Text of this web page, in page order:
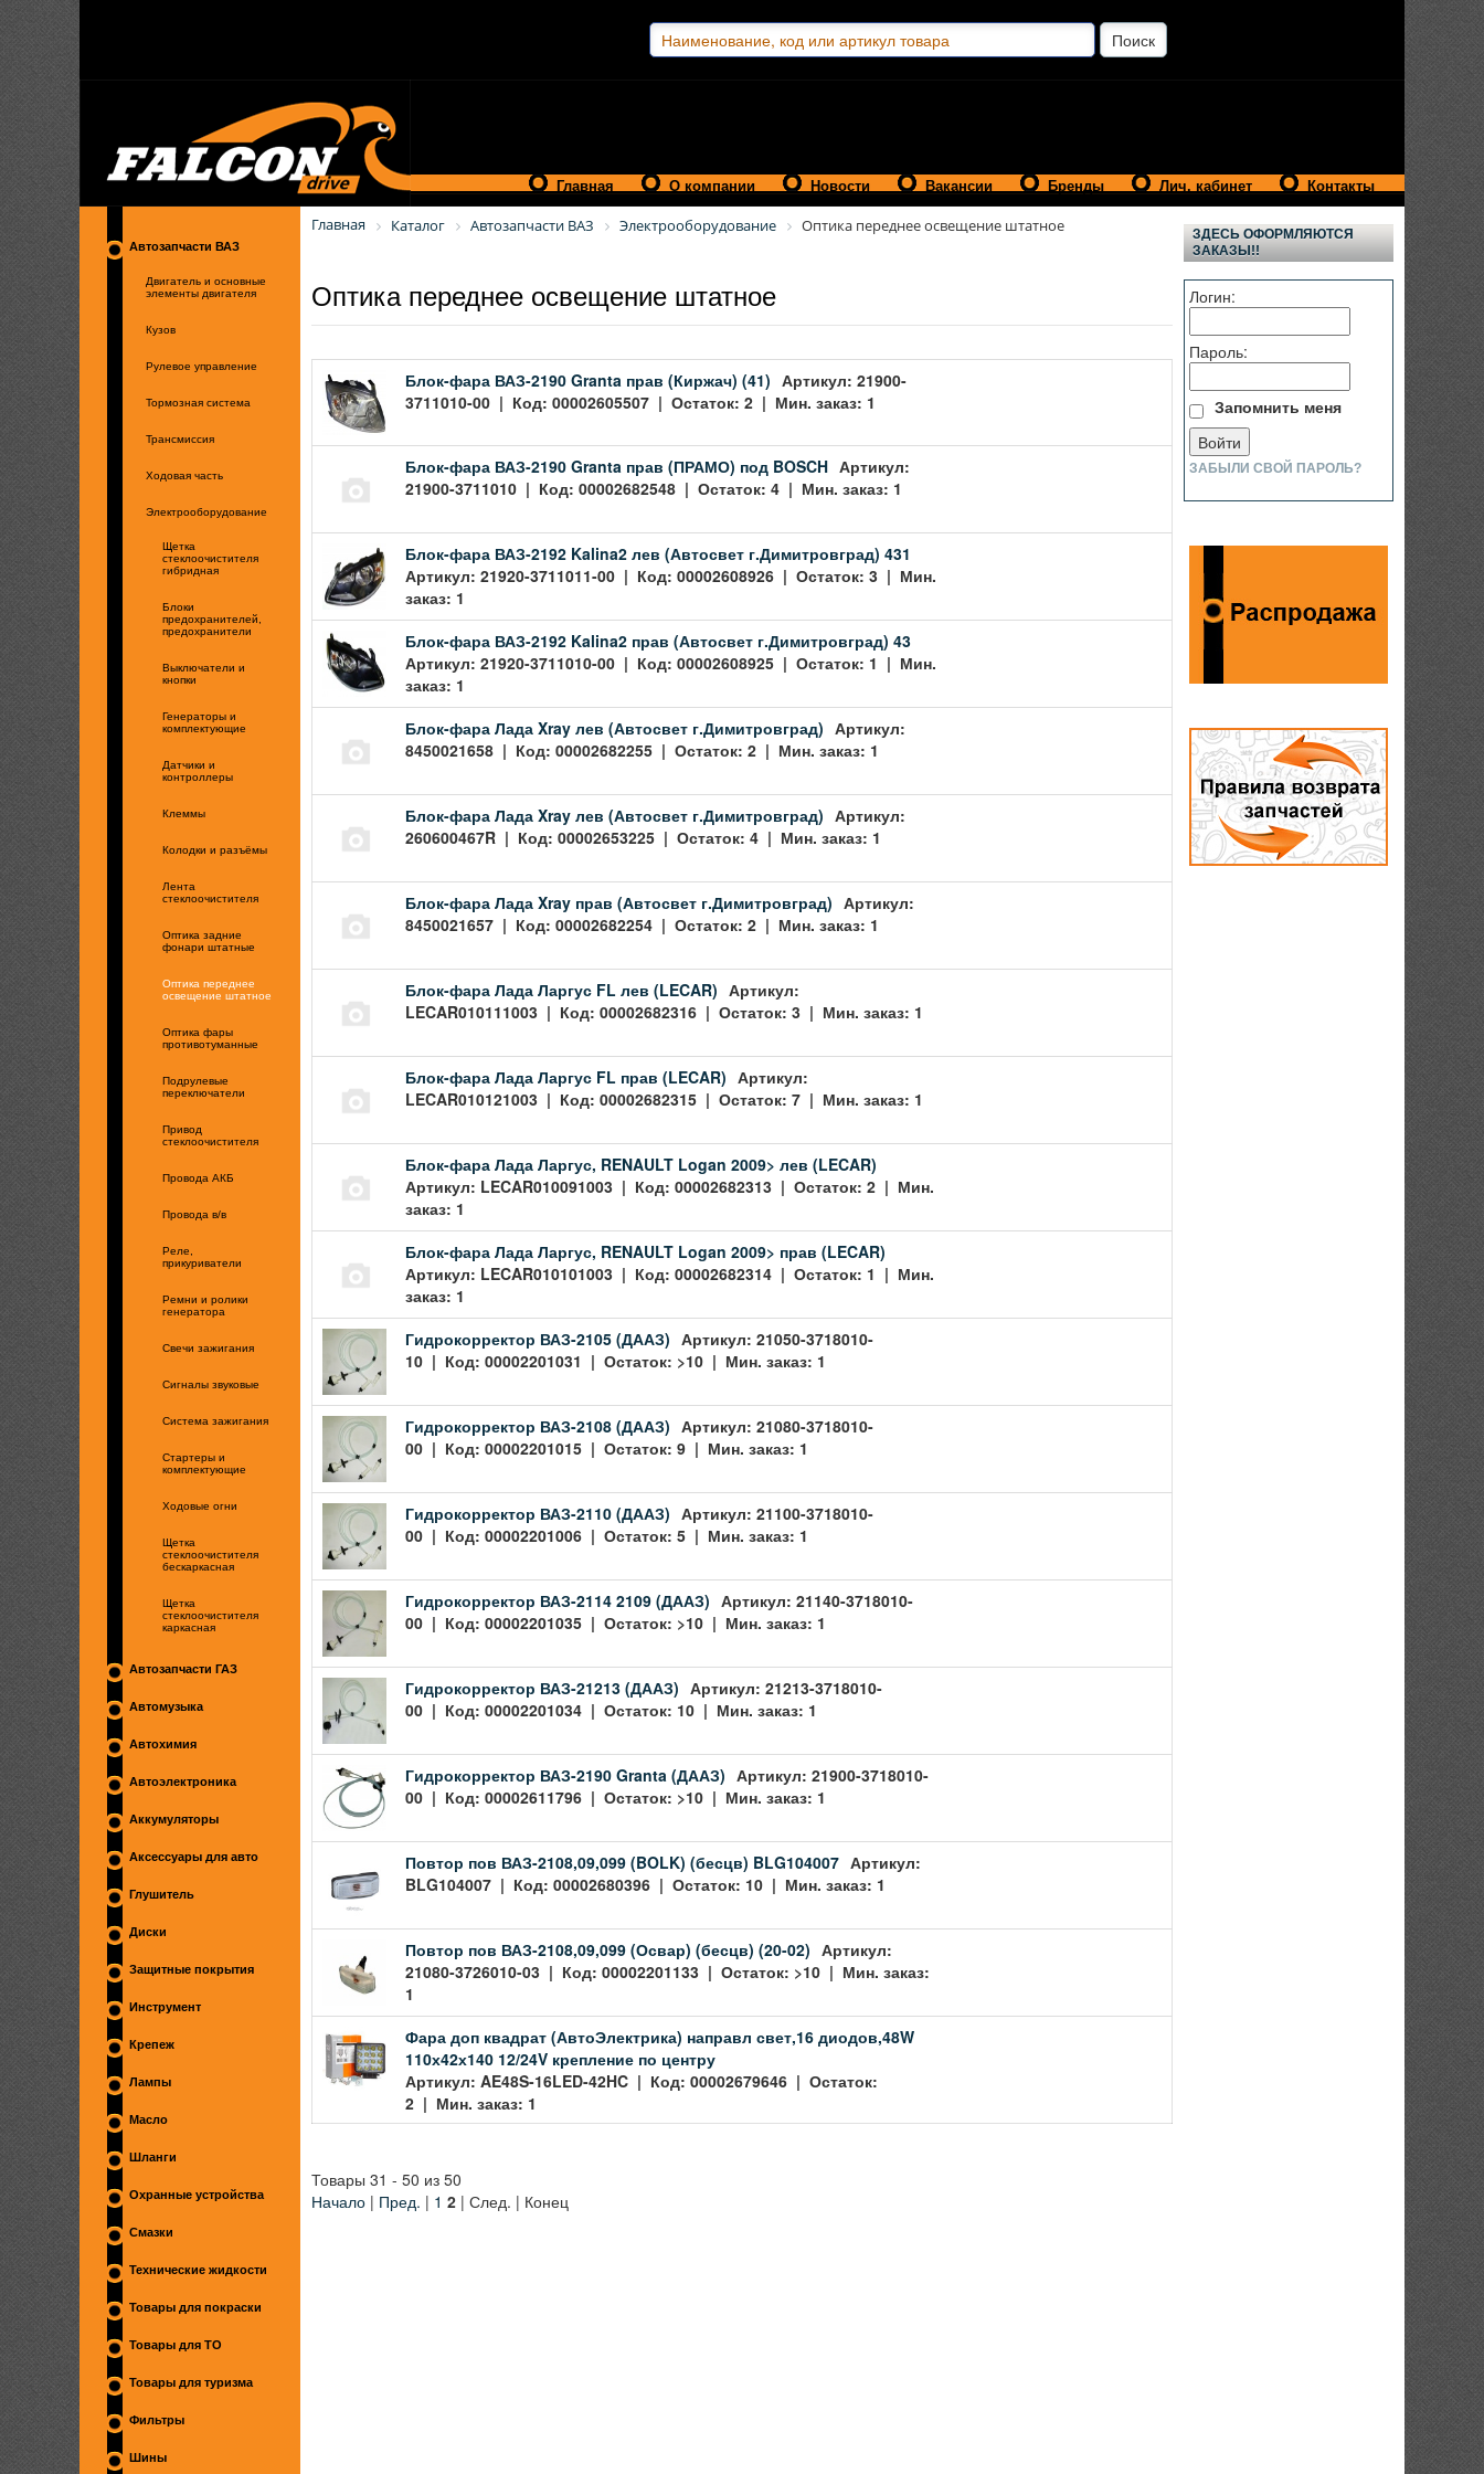
Главная О компании Новости Вакансии Бренды Лич. кабинет Контакты
Автозапчасти ВАЗ
Двигатель и основные
элементы двигателя
Кузов
Рулевое управление
Тормозная система
Трансмиссия
Ходовая часть
Электрооборудование
Щетка
стеклоочистителя
гибридная
Блоки
предохранителей,
предохранители
Выключатели и
кнопки
Генераторы и
комплектующие
Датчики и
контроллеры
Клеммы
Колодки и разъёмы
Лента
стеклоочистителя
Оптика задние
фонари штатные
Оптика переднее
освещение штатное
Оптика фары
противотуманные
Подрулевые
переключатели
Привод
стеклоочистителя
Провода АКБ
Провода в/в
Реле,
прикуриватели
Ремни и ролики
генератора
Свечи зажигания
Сигналы звуковые
Система зажигания
Стартеры и
комплектующие
Ходовые огни
Щетка
стеклоочистителя
бескаркасная
Щетка
стеклоочистителя
каркасная
Автозапчасти ГАЗ
Автомузыка
Автохимия
Автоэлектроника
Аккумуляторы
Аксессуары для авто
Глушитель
Диски
Защитные покрытия
Инструмент
Крепеж
Лампы
Масло
Шланги
Охранные устройства
Смазки
Технические жидкости
Товары для покраски
Товары для ТО
Товары для туризма
Фильтры
Шины
Главная Каталог Автозапчасти ВАЗ Электрооборудование Оптика переднее освещение штатное
Оптика переднее освещение штатное
Блок-фара ВАЗ-2190 Granta прав (Киржач) (41) Артикул: 21900-
3711010-00 | Код: 00002605507 | Остаток: 2 | Мин. заказ: 1
Блок-фара ВАЗ-2190 Granta прав (ПРАМО) под BOSCH Артикул:
21900-3711010 | Код: 00002682548 | Остаток: 4 | Мин. заказ: 1
Блок-фара ВАЗ-2192 Kalina2 лев (Автосвет г.Димитровград) 431
Артикул: 21920-3711011-00 | Код: 00002608926 | Остаток: 3 | Мин.
заказ: 1
Блок-фара ВАЗ-2192 Kalina2 прав (Автосвет г.Димитровград) 43
Артикул: 21920-3711010-00 | Код: 00002608925 | Остаток: 1 | Мин.
заказ: 1
Блок-фара Лада Xray лев (Автосвет г.Димитровград) Артикул:
8450021658 | Код: 00002682255 | Остаток: 2 | Мин. заказ: 1
Блок-фара Лада Xray лев (Автосвет г.Димитровград) Артикул:
260600467R | Код: 00002653225 | Остаток: 4 | Мин. заказ: 1
Блок-фара Лада Xray прав (Автосвет г.Димитровград) Артикул:
8450021657 | Код: 00002682254 | Остаток: 2 | Мин. заказ: 1
Блок-фара Лада Ларгус FL лев (LECAR) Артикул:
LECAR010111003 | Код: 00002682316 | Остаток: 3 | Мин. заказ: 1
Блок-фара Лада Ларгус FL прав (LECAR) Артикул:
LECAR010121003 | Код: 00002682315 | Остаток: 7 | Мин. заказ: 1
Блок-фара Лада Ларгус, RENAULT Logan 2009> лев (LECAR)
Артикул: LECAR010091003 | Код: 00002682313 | Остаток: 2 | Мин.
заказ: 1
Блок-фара Лада Ларгус, RENAULT Logan 2009> прав (LECAR)
Артикул: LECAR010101003 | Код: 00002682314 | Остаток: 1 | Мин.
заказ: 1
Гидрокорректор ВАЗ-2105 (ДААЗ) Артикул: 21050-3718010-
10 | Код: 00002201031 | Остаток: >10 | Мин. заказ: 1
Гидрокорректор ВАЗ-2108 (ДААЗ) Артикул: 21080-3718010-
00 | Код: 00002201015 | Остаток: 9 | Мин. заказ: 1
Гидрокорректор ВАЗ-2110 (ДААЗ) Артикул: 21100-3718010-
00 | Код: 00002201006 | Остаток: 5 | Мин. заказ: 1
Гидрокорректор ВАЗ-2114 2109 (ДААЗ) Артикул: 21140-3718010-
00 | Код: 00002201035 | Остаток: >10 | Мин. заказ: 1
Гидрокорректор ВАЗ-21213 (ДААЗ) Артикул: 21213-3718010-
00 | Код: 00002201034 | Остаток: 10 | Мин. заказ: 1
Гидрокорректор ВАЗ-2190 Granta (ДААЗ) Артикул: 21900-3718010-
00 | Код: 00002611796 | Остаток: >10 | Мин. заказ: 1
Повтор пов ВАЗ-2108,09,099 (BOLK) (бесцв) BLG104007 Артикул:
BLG104007 | Код: 00002680396 | Остаток: 10 | Мин. заказ: 1
Повтор пов ВАЗ-2108,09,099 (Освар) (бесцв) (20-02) Артикул:
21080-3726010-03 | Код: 00002201133 | Остаток: >10 | Мин. заказ:
1
Фара доп квадрат (АвтоЭлектрика) направл свет,16 диодов,48W
110х42х140 12/24V крепление по центру
Артикул: AE48S-16LED-42HC | Код: 00002679646 | Остаток:
2 | Мин. заказ: 1
Товары 31 - 50 из 50
Начало | Пред. | 1 2 | След. | Конец
ЗДЕСЬ ОФОРМЛЯЮТСЯ
ЗАКАЗЫ!!
Логин:
Пароль:
Запомнить меня
ЗАБЫЛИ СВОЙ ПАРОЛЬ?